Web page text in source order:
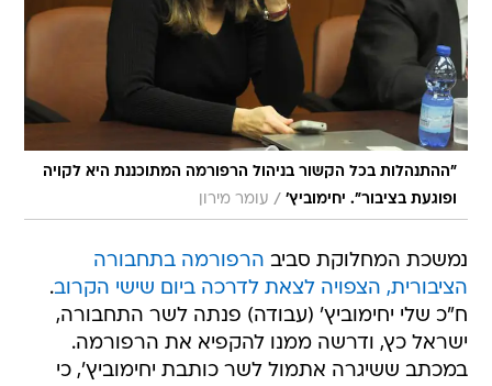
"ההתנהלות בכל הקשור בניהול הרפורמה המתוכננת היא לקויה
ופוגעת בציבור". יחימוביץ' / עומר מירון
נמשכת המחלוקת סביב הרפורמה בתחבורה
הציבורית, הצפויה לצאת לדרכה ביום שישי הקרוב.
ח"כ שלי יחימוביץ' (עבודה) פנתה לשר התחבורה,
ישראל כץ, ודרשה ממנו להקפיא את הרפורמה.
במכתב ששיגרה אתמול לשר כותבת יחימוביץ', כי